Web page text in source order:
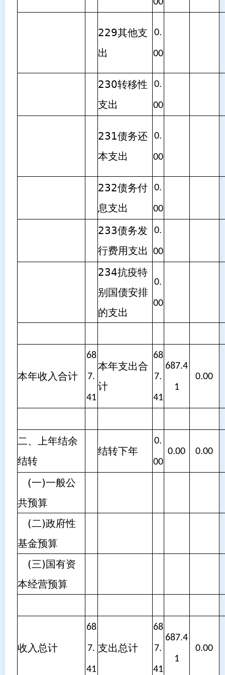
229其他支
出
0.
00
230转移性
支出
0.
00
231债务还
本支出
0.
00
232债务付
息支出
0.
00
233债务发
行费用支出
0.
00
234抗疫特
别国债安排
的支出
0.
00
本年收入合计
68
7.
41
本年支出合
计
68
7.
41
687.4
1
0.00
二、上年结余
结转
结转下年
0.
00
0.00 0.00
(一)一般公
共预算
(二)政府性
基金预算
(三)国有资
本经营预算
收入总计
68
7.
41
支出总计
68
7.
41
687.4
1
0.00